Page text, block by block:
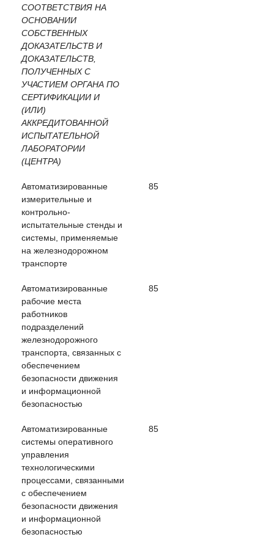
СООТВЕТСТВИЯ НА
ОСНОВАНИИ
СОБСТВЕННЫХ
ДОКАЗАТЕЛЬСТВ И
ДОКАЗАТЕЛЬСТВ,
ПОЛУЧЕННЫХ С
УЧАСТИЕМ ОРГАНА ПО
СЕРТИФИКАЦИИ И
(ИЛИ)
АККРЕДИТОВАННОЙ
ИСПЫТАТЕЛЬНОЙ
ЛАБОРАТОРИИ
(ЦЕНТРА)
Автоматизированные
измерительные и
контрольно-
испытательные стенды и
системы, применяемые
на железнодорожном
транспорте
85
Автоматизированные
рабочие места
работников
подразделений
железнодорожного
транспорта, связанных с
обеспечением
безопасности движения
и информационной
безопасностью
85
Автоматизированные
системы оперативного
управления
технологическими
процессами, связанными
с обеспечением
безопасности движения
и информационной
безопасностью
85